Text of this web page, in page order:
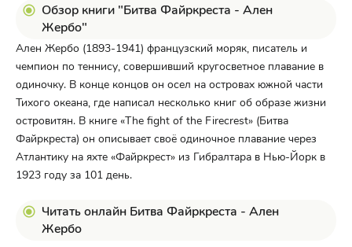
Обзор книги "Битва Файркреста - Ален
Жербо"
Ален Жербо (1893-1941) французский моряк, писатель и
чемпион по теннису, совершивший кругосветное плавание в
одиночку. В конце концов он осел на островах южной части
Тихого океана, где написал несколько книг об образе жизни
островитян. В книге «The fight of the Firecrest» (Битва
Файркреста) он описывает своё одиночное плавание через
Атлантику на яхте «Файркрест» из Гибралтара в Нью-Йорк в
1923 году за 101 день.
Читать онлайн Битва Файркреста - Ален
Жербо